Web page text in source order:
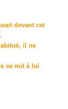
devant cet
il ne
se mit à lui